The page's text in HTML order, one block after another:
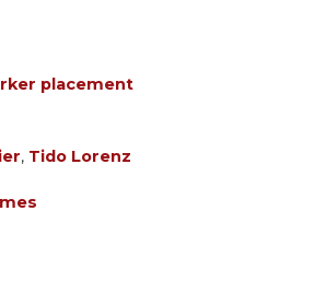
placement
, Tido Lorenz